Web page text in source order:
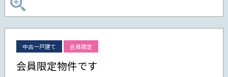
中古一戸建て 会員限定
会員限定物件です